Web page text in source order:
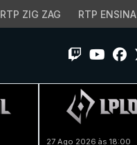
RTP ZIG ZAG RTP ENSINA
27 Ago 2026 às 18:00